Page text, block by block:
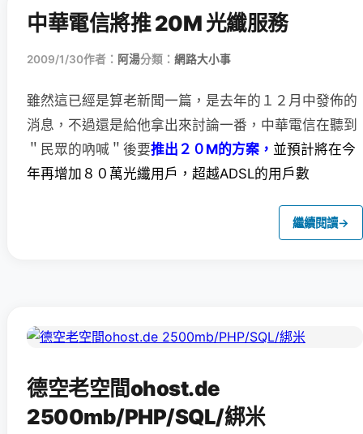
中華電信將推 20M 光纖服務
2009/1/30作者： 阿湯分類： 網路大小事
雖然這已經是算老新聞一篇，是去年的１２月中發佈的
消息， 不過還是給他拿出來討論一番，中華電信在聽到
＂民眾的吶喊＂後要推出２０M的方案， 並預計將在今
年再增加８０萬光纖用戶，超越ADSL的用戶數
繼續閱讀→
德空老空間ohost.de
2500mb/PHP/SQL/綁米